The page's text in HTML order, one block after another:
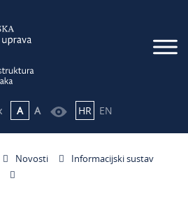
A A HR EN
Novosti
Informacijski sustav